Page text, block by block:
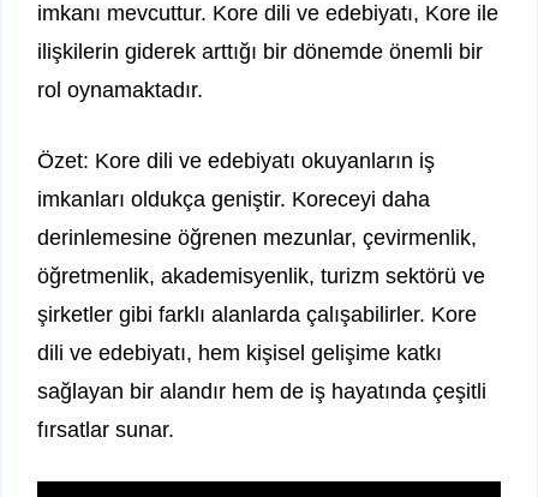
imkanı mevcuttur. Kore dili ve edebiyatı, Kore ile
ilişkilerin giderek arttığı bir dönemde önemli bir
rol oynamaktadır.
Özet: Kore dili ve edebiyatı okuyanların iş
imkanları oldukça geniştir. Koreceyi daha
derinlemesine öğrenen mezunlar, çevirmenlik,
öğretmenlik, akademisyenlik, turizm sektörü ve
şirketler gibi farklı alanlarda çalışabilirler. Kore
dili ve edebiyatı, hem kişisel gelişime katkı
sağlayan bir alandır hem de iş hayatında çeşitli
fırsatlar sunar.